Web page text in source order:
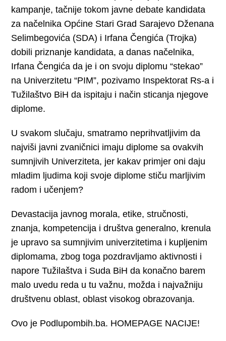
kampanje, tačnije tokom javne debate kandidata
za načelnika Općine Stari Grad Sarajevo Dženana
Selimbegovića (SDA) i Irfana Čengića (Trojka)
dobili priznanje kandidata, a danas načelnika,
Irfana Čengića da je i on svoju diplomu “stekao”
na Univerzitetu “PIM”, pozivamo Inspektorat Rs-a i
Tužilaštvo BiH da ispitaju i način sticanja njegove
diplome.
U svakom slučaju, smatramo neprihvatljivim da
najviši javni zvaničnici imaju diplome sa ovakvih
sumnjivih Univerziteta, jer kakav primjer oni daju
mladim ljudima koji svoje diplome stiču marljivim
radom i učenjem?
Devastacija javnog morala, etike, stručnosti,
znanja, kompetencija i društva generalno, krenula
je upravo sa sumnjivim univerzitetima i kupljenim
diplomama, zbog toga pozdravljamo aktivnosti i
napore Tužilaštva i Suda BiH da konačno barem
malo uvedu reda u tu važnu, možda i najvažniju
društvenu oblast, oblast visokog obrazovanja.
Ovo je Podlupombih.ba. HOMEPAGE NACIJE!